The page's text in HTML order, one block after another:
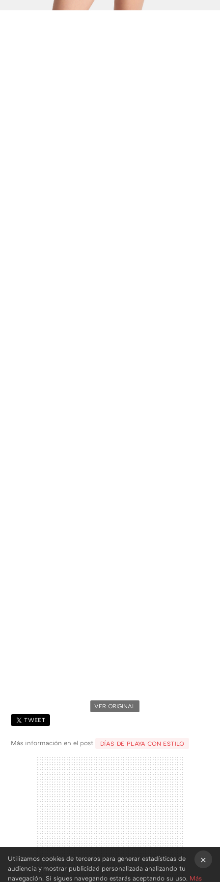
VER ORIGINAL
TWEET
Más información en el post DÍAS DE PLAYA CON ESTILO
Utilizamos cookies de terceros para generar estadísticas de
audiencia y mostrar publicidad personalizada analizando tu
navegación. Si sigues navegando estarás aceptando su uso. Más